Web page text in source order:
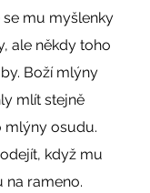
se mu myšlenky
ale někdy toho
Boží mlýny
mlít stejně
mlýny osudu.
na rameno.